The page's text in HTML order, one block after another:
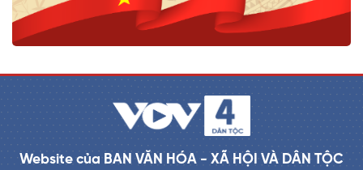
Website của BAN VĂN HÓA - XÃ HỘI VÀ DÂN TỘC